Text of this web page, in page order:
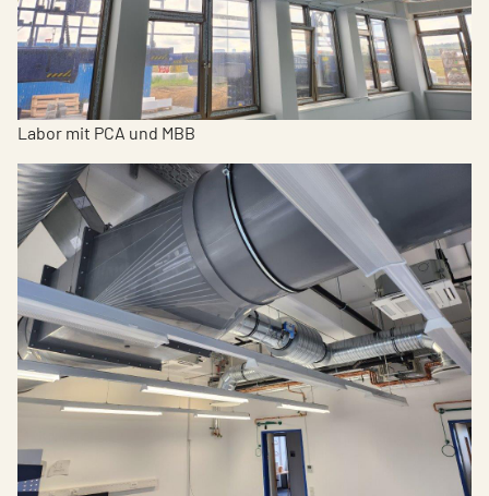
Labor mit PCA und MBB